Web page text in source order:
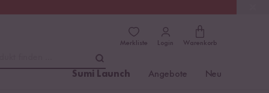
Merkliste Login Warenkorb
Sumi Launch Angebote Neu